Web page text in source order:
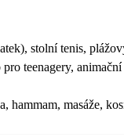
stolní tenis,
teenagery,
hammam, masáže,